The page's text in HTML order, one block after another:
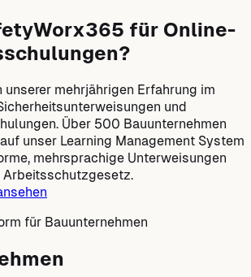
für Online-
unserer mehrjährigen Erfahrung im
und
Über 500 Bauunternehmen
unser Learning Management System
mehrsprachige Unterweisungen
Arbeitsschutzgesetz.